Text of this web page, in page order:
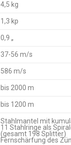
4,5 kg
1,3 kp
0,9 „
37-56 m/s
586 m/s
bis 2000 m
bis 1200 m
Stahlmantel mit
11 Stahlringe als
(gesamt 198 Splitter)
Fernschärfung des